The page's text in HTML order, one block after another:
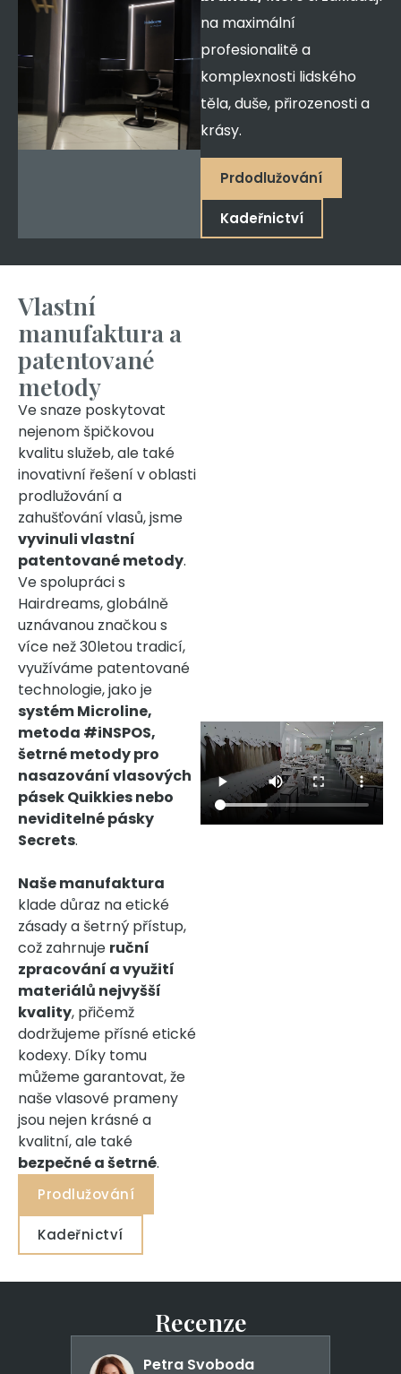
na maximální
profesionalitě a
komplexnosti lidského
těla, duše, přirozenosti a
krásy.
Prdodlužování
Kadeřnictví
Vlastní
manufaktura a
patentované
metody
Ve snaze poskytovat
nejenom špičkovou
kvalitu služeb, ale také
inovativní řešení v oblasti
prodlužování a
zahušťování vlasů, jsme
vyvinuli vlastní
patentované metody.
Ve spolupráci s
Hairdreams, globálně
uznávanou značkou s
více než 30letou tradicí,
využíváme patentované
technologie, jako je
systém Microline,
metoda #iNSPOS,
šetrné metody pro
nasazování vlasových
pásek Quikkies nebo
neviditelné pásky
Secrets.
Naše manufaktura
klade důraz na etické
zásady a šetrný přístup,
což zahrnuje ruční
zpracování a využití
materiálů nejvyšší
kvality, přičemž
dodržujeme přísné etické
kodexy. Díky tomu
můžeme garantovat, že
naše vlasové prameny
jsou nejen krásné a
kvalitní, ale také
bezpečné a šetrné.
Prodlužování
Kadeřnictví
Recenze
Petra Svoboda